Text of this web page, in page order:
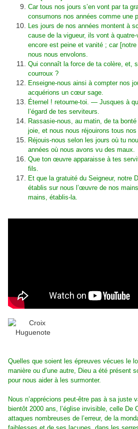
Car tous nos jours s’en vont par ta
consumons nos années comme une
Les jours de nos années montent à
cause de la vigueur, ils vont à quatre-
encore est peine et vanité ; car
nous nous envolons.
Qui connaît la force de ta colère, et,
courroux ?
Enseigne-nous ainsi à compter nos
acquérions un cœur sage.
Éternel ! retourne-toi. — Jusques à
l’égard de tes serviteurs.
Rassasie-nous, au matin, de ta
joie, et nous nous réjouirons tous nos
Réjouis-nous selon les jours où tu
années où nous avons vu des maux.
Que ton œuvre apparaisse à tes
fils.
Et que la gratuité du Seigneur, notre
établis sur nous l’œuvre de nos
mains, établis-la.
Quelles que soient les épreuves vécues le
manière ou d’une autre, Dieu a été présent
pour nous aider à les surmonter.
Nous n’apprécions peut-être pas à sa juste
bientôt 2000 ans, l’église invisible, celle De
attaques nombreuses de l’erreur, de la